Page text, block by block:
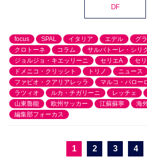
DF
focus SPAL イタリア エデル
グ
クロトーネ
コラム サルバトーレ・シリ
ジョルジョ・キエッリーニ
セリエA
セ
ドメニコ・クリッシト
トリノ
ニュース
ファビオ・クアリアレッラ
マルコ・パロー
ラツィオ
ルカ・チガリーニ レッチェ
山東魯能
欧州サッカー 江蘇蘇寧
海
編集部フォーカス
1 2 3 4